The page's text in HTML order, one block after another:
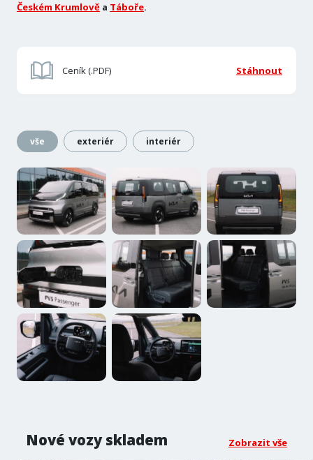
Českém Krumlově a Táboře.
Ceník (.PDF) Stáhnout
vše exteriér interiér
Nové vozy skladem Zobrazit vše